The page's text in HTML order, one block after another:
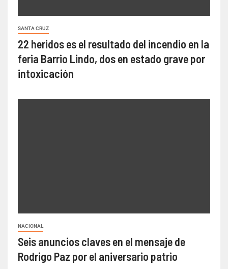
SANTA CRUZ
22 heridos es el resultado del incendio en la
feria Barrio Lindo, dos en estado grave por
intoxicación
NACIONAL
Seis anuncios claves en el mensaje de
Rodrigo Paz por el aniversario patrio